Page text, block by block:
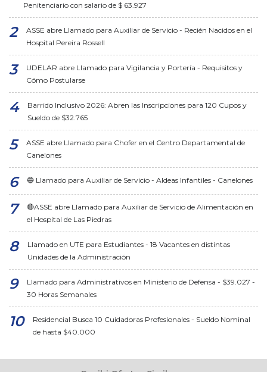
Penitenciario con salario de $ 63.927
ASSE abre Llamado para Auxiliar de Servicio - Recién Nacidos en el
Hospital Pereira Rossell
UDELAR abre Llamado para Vigilancia y Portería - Requisitos y
Cómo Postularse
Barrido Inclusivo 2026: Abren las Inscripciones para 120 Cupos y
Sueldo de $32.765
ASSE abre Llamado para Chofer en el Centro Departamental de
Canelones
🔵 Llamado para Auxiliar de Servicio - Aldeas Infantiles - Canelones
🔴ASSE abre Llamado para Auxiliar de Servicio de Alimentación en
el Hospital de Las Piedras
Llamado en UTE para Estudiantes - 18 Vacantes en distintas
Unidades de la Administración
Llamado para Administrativos en Ministerio de Defensa - $39.027 -
30 Horas Semanales
Residencial Busca 10 Cuidadoras Profesionales - Sueldo Nominal
de hasta $40.000